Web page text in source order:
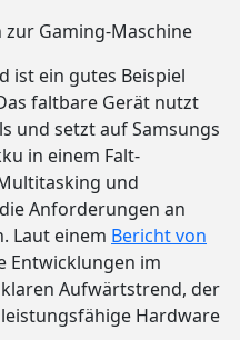
Gaming-Maschine
ist ein gutes Beispiel
faltbare Gerät nutzt
und setzt auf Samsungs
in einem Falt-
und
Anforderungen an
Laut einem Bericht von
Entwicklungen im
Aufwärtstrend, der
Hardware